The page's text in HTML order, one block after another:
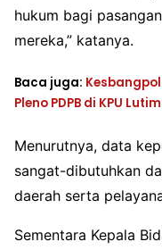
hukum bagi
mereka,” katanya.
Baca juga:
Pleno PDPB di KPU Lutim
Menurutnya, data
sangat-dibutuhkan
daerah serta
Sementara Kepala